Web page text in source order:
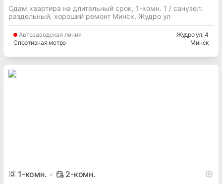
Сдам квартира на длительный срок, 1-комн. 1 / cанузел:
раздельный, хороший ремонт Минск, Жудро ул
Автозаводская линия
Спортивная метро
Жудро ул, 4
Минск
1-комн. 2-комн.